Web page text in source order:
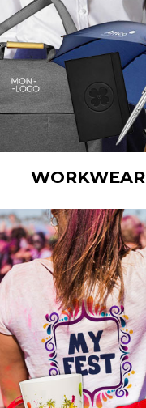
WORKWEAR